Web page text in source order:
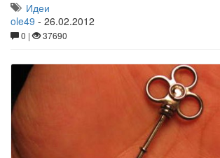
Идеи
ole49 - 26.02.2012
0 | 37690